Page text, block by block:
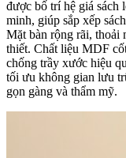
được bố trí hệ giá sách
minh, giúp sắp xếp
Mặt bàn rộng rãi, thoải
thiết. Chất liệu MDF
chống trầy xước hiệu
tối ưu không gian lưu
gọn gàng và thẩm mỹ.